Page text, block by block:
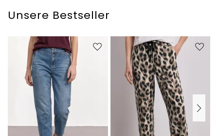
Unsere Bestseller